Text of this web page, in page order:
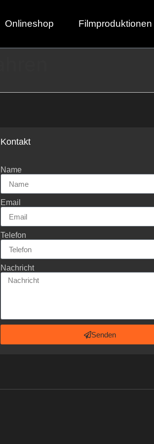
Onlineshop Filmproduktionen
Kontakt
Name
Email
Telefon
Nachricht
Senden